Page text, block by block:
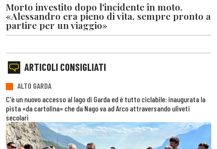
Morto investito dopo l'incidente in moto.
«Alessandro era pieno di vita, sempre pronto a
partire per un viaggio»
ARTICOLI CONSIGLIATI
ALTO GARDA
C'è un nuovo accesso al lago di Garda ed è tutto ciclabile: inaugurata la
pista «da cartolina» che da Nago va ad Arco attraversando uliveti
secolari